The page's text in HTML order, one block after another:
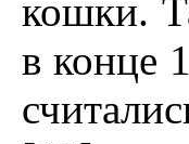
кошки.
в конце